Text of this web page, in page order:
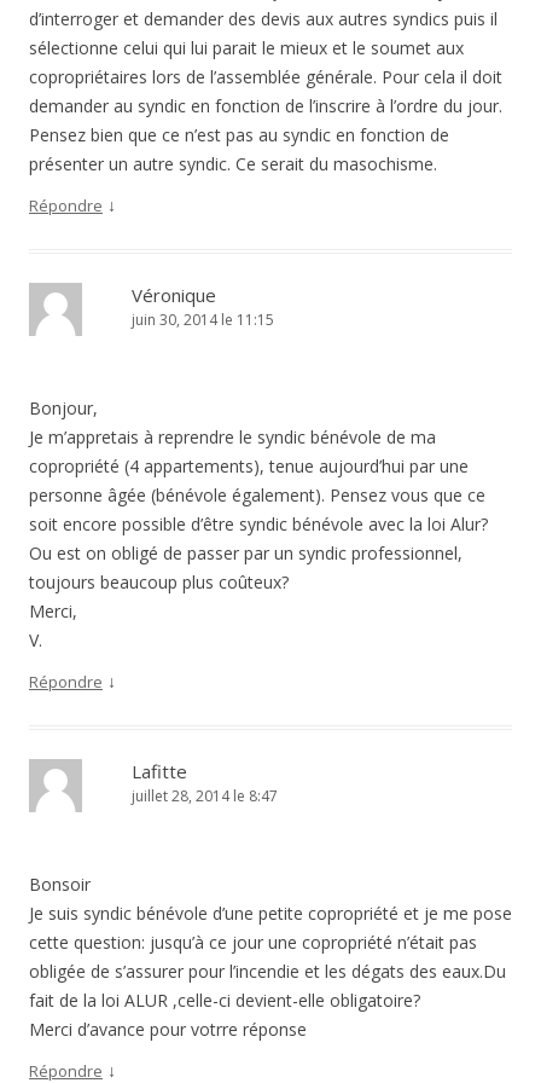
d’interroger et demander des devis aux autres syndics puis il
sélectionne celui qui lui parait le mieux et le soumet aux
copropriétaires lors de l’assemblée générale. Pour cela il doit
demander au syndic en fonction de l’inscrire à l’ordre du jour.
Pensez bien que ce n’est pas au syndic en fonction de
présenter un autre syndic. Ce serait du masochisme.
Répondre ↓
Véronique
juin 30, 2014 le 11:15
Bonjour,
Je m’appretais à reprendre le syndic bénévole de ma
copropriété (4 appartements), tenue aujourd’hui par une
personne âgée (bénévole également). Pensez vous que ce
soit encore possible d’être syndic bénévole avec la loi Alur?
Ou est on obligé de passer par un syndic professionnel,
toujours beaucoup plus coûteux?
Merci,
V.
Répondre ↓
Lafitte
juillet 28, 2014 le 8:47
Bonsoir
Je suis syndic bénévole d’une petite copropriété et je me pose
cette question: jusqu’à ce jour une copropriété n’était pas
obligée de s’assurer pour l’incendie et les dégats des eaux.Du
fait de la loi ALUR ,celle-ci devient-elle obligatoire?
Merci d’avance pour votrre réponse
Répondre ↓